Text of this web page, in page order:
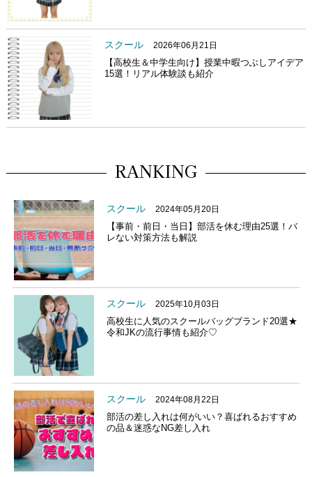
スクール 2026年06月21日
【高校生＆中学生向け】授業中暇つぶしアイデア
15選！リアル体験談も紹介
RANKING
スクール 2024年05月20日
【事前・前日・当日】部活を休む理由25選！バ
レない対策方法も解説
スクール 2025年10月03日
高校生に人気のスクールバッグブランド20選★
令和JKの流行事情も紹介♡
スクール 2024年08月22日
部活の差し入れは何がいい？喜ばれるおすすめ
の品＆迷惑なNG差し入れ